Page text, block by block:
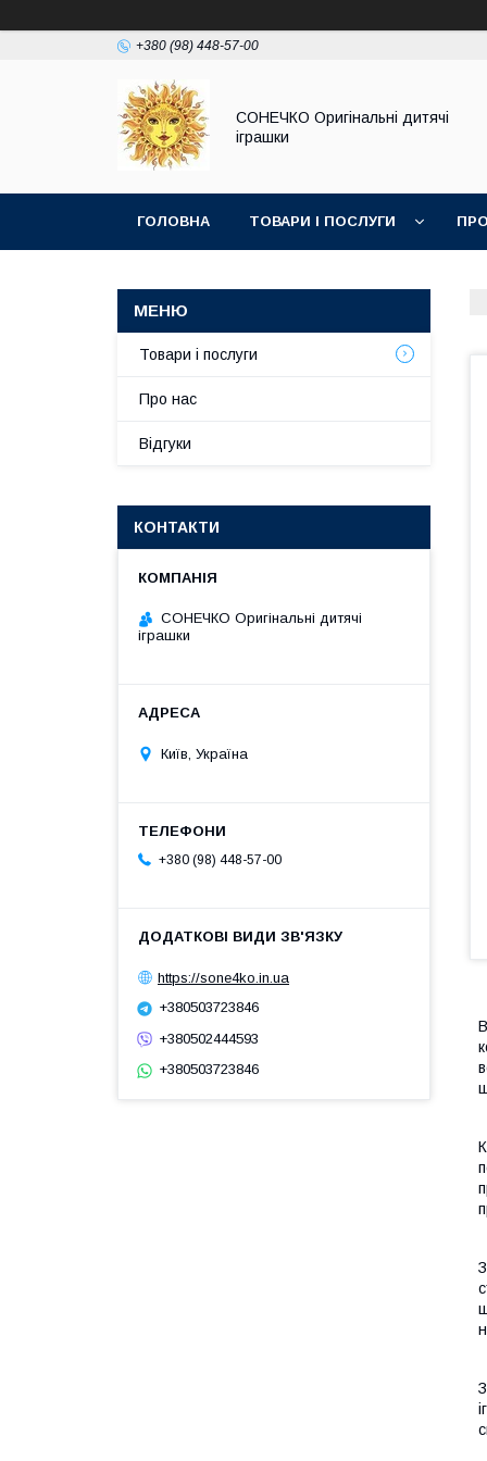
+380 (98) 448-57-00
СОНЕЧКО Оригінальні дитячі
іграшки
ГОЛОВНА ТОВАРИ І ПОСЛУГИ
Товари і послуги
Про нас
Відгуки
КОНТАКТИ
СОНЕЧКО Оригінальні дитячі
іграшки
Київ, Україна
+380 (98) 448-57-00
https://sone4ko.in.ua
+380503723846
+380502444593
+380503723846